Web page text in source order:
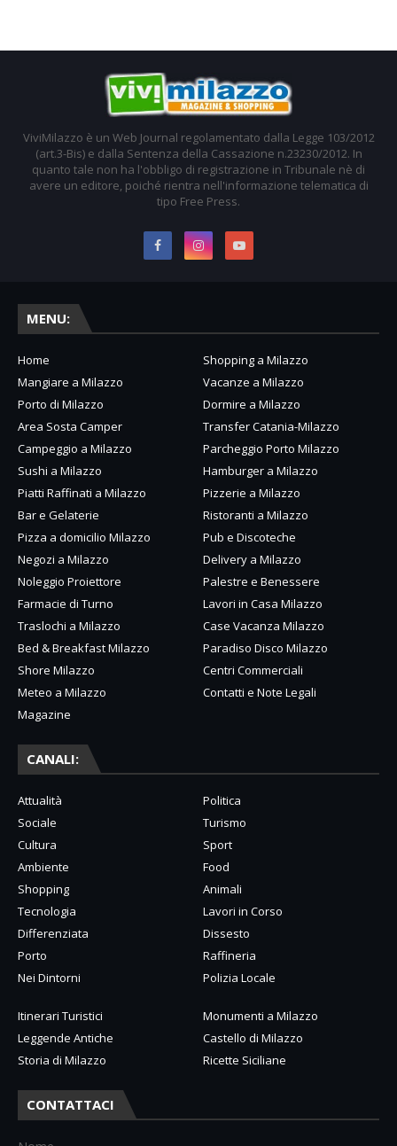
ViviMilazzo è un Web Journal regolamentato dalla Legge 103/2012
(art.3-Bis) e dalla Sentenza della Cassazione n.23230/2012. In
quanto tale non ha l'obbligo di registrazione in Tribunale nè di
avere un editore, poiché rientra nell'informazione telematica di
tipo Free Press.
MENU:
Home
Shopping a Milazzo
Mangiare a Milazzo
Vacanze a Milazzo
Porto di Milazzo
Dormire a Milazzo
Area Sosta Camper
Transfer Catania-Milazzo
Campeggio a Milazzo
Parcheggio Porto Milazzo
Sushi a Milazzo
Hamburger a Milazzo
Piatti Raffinati a Milazzo
Pizzerie a Milazzo
Bar e Gelaterie
Ristoranti a Milazzo
Pizza a domicilio Milazzo
Pub e Discoteche
Negozi a Milazzo
Delivery a Milazzo
Noleggio Proiettore
Palestre e Benessere
Farmacie di Turno
Lavori in Casa Milazzo
Traslochi a Milazzo
Case Vacanza Milazzo
Bed & Breakfast Milazzo
Paradiso Disco Milazzo
Shore Milazzo
Centri Commerciali
Meteo a Milazzo
Contatti e Note Legali
Magazine
CANALI:
Attualità
Politica
Sociale
Turismo
Cultura
Sport
Ambiente
Food
Shopping
Animali
Tecnologia
Lavori in Corso
Differenziata
Dissesto
Porto
Raffineria
Nei Dintorni
Polizia Locale
Itinerari Turistici
Monumenti a Milazzo
Leggende Antiche
Castello di Milazzo
Storia di Milazzo
Ricette Siciliane
CONTATTACI